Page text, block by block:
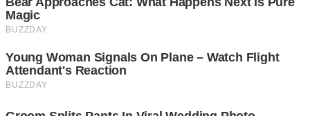
กระเจี๊ยบแดงใช้กลีบเลี้ยงหรือกลีบรองด อ ก สีม่วงแดง นำมา
ตากให้แห้ง แล้วนำมาบดให้เป็นผง ตักส่วนผสม 1 ช้อนชา ลงใน